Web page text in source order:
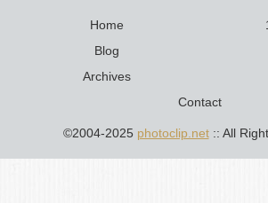
Home
Blog
Archives
Contact
©2004-2025 photoclip.net:: All